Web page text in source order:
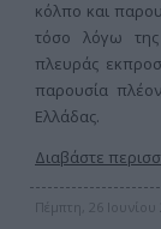
κόλπο και
τόσο λόγω
πλευράς
παρουσία
Ελλάδας.
Διαβάστε
Πέμπτη, 26 Ιουνίου